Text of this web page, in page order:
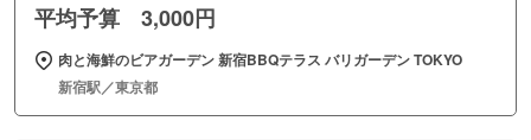
平均予算 3,000円
肉と海鮮のビアガーデン 新宿BBQテラス バリガーデン TOKYO
新宿駅／東京都